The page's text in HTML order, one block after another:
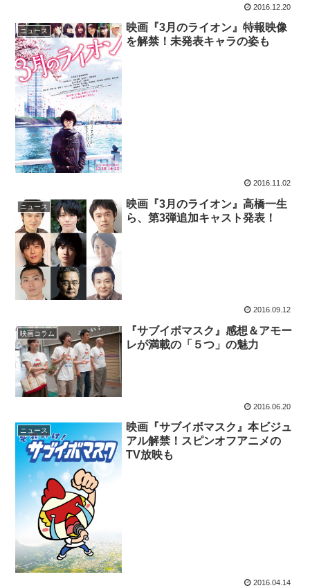
2016.12.20
ニュース
映画『3月のライオン』特報映像
を解禁！未発表キャラの姿も
2016.11.02
ニュース
映画『3月のライオン』高橋一生
ら、第3弾追加キャスト発表！
2016.09.12
映画コラム
『サブイボマスク』感想＆アモー
レが満載の「５つ」の魅力
2016.06.20
ニュース
映画『サブイボマスク』本ビジュ
アル解禁！スピンオフアニメの
TV放映も
2016.04.14